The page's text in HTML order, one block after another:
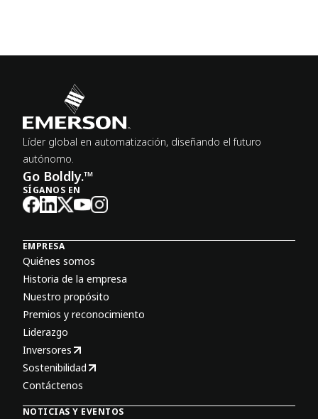
Líder global en automatización, diseñando el futuro
autónomo.
Go Boldly.™
SÍGANOS EN
EMPRESA
Quiénes somos
Historia de la empresa
Nuestro propósito
Premios y reconocimiento
Liderazgo
Inversores
Sostenibilidad
Contáctenos
NOTICIAS Y EVENTOS